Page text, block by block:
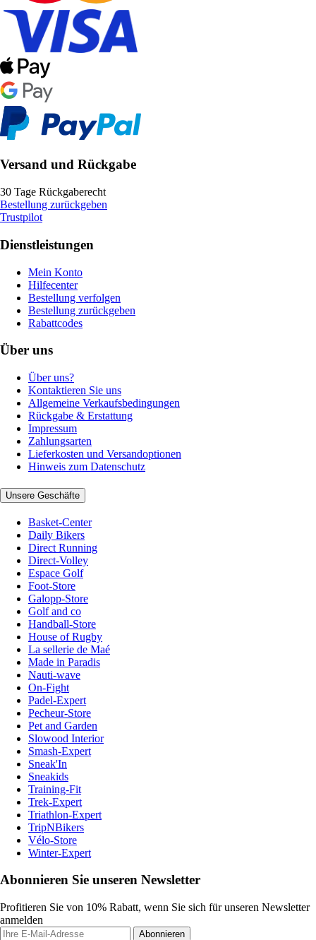
Versand und Rückgabe
30 Tage Rückgaberecht
Bestellung zurückgeben
Trustpilot
Dienstleistungen
Mein Konto
Hilfecenter
Bestellung verfolgen
Bestellung zurückgeben
Rabattcodes
Über uns
Über uns?
Kontaktieren Sie uns
Allgemeine Verkaufsbedingungen
Rückgabe & Erstattung
Impressum
Zahlungsarten
Lieferkosten und Versandoptionen
Hinweis zum Datenschutz
Unsere Geschäfte
Basket-Center
Daily Bikers
Direct Running
Direct-Volley
Espace Golf
Foot-Store
Galopp-Store
Golf and co
Handball-Store
House of Rugby
La sellerie de Maé
Made in Paradis
Nauti-wave
On-Fight
Padel-Expert
Pecheur-Store
Pet and Garden
Slowood Interior
Smash-Expert
Sneak'In
Sneakids
Training-Fit
Trek-Expert
Triathlon-Expert
TripNBikers
Vélo-Store
Winter-Expert
Abonnieren Sie unseren Newsletter
Profitieren Sie von 10% Rabatt, wenn Sie sich für unseren Newsletter
anmelden
Abonnieren